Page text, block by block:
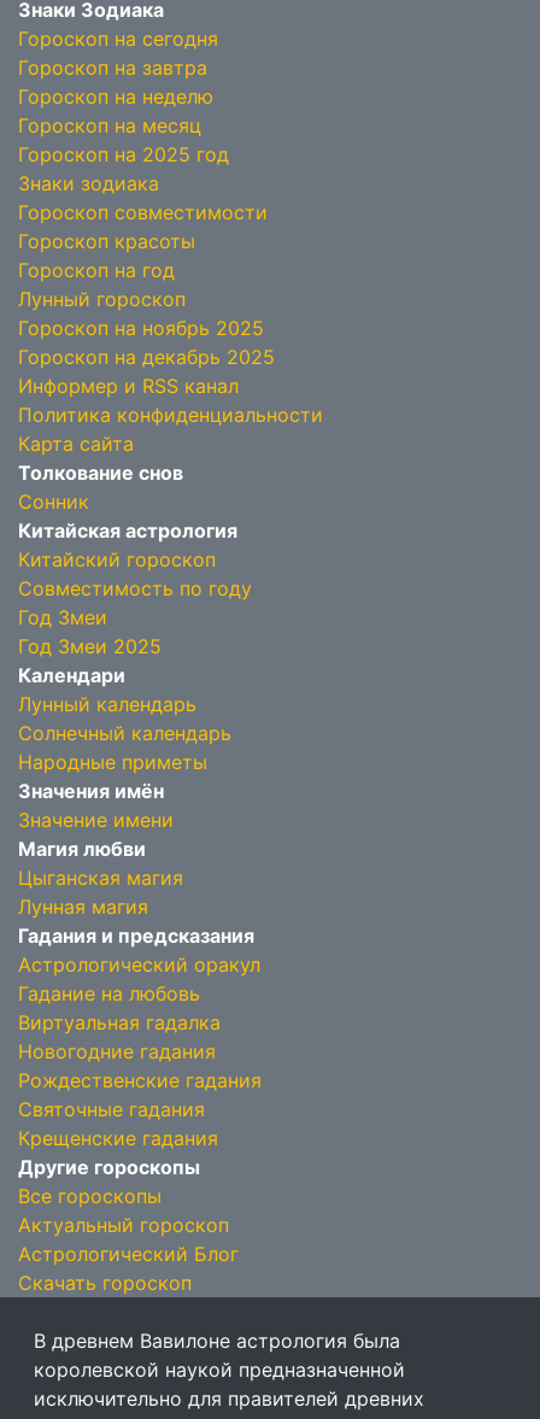
Знаки Зодиака
Гороскоп на сегодня
Гороскоп на завтра
Гороскоп на неделю
Гороскоп на месяц
Гороскоп на 2025 год
Знаки зодиака
Гороскоп совместимости
Гороскоп красоты
Гороскоп на год
Лунный гороскоп
Гороскоп на ноябрь 2025
Гороскоп на декабрь 2025
Информер и RSS канал
Политика конфиденциальности
Карта сайта
Толкование снов
Сонник
Китайская астрология
Китайский гороскоп
Совместимость по году
Год Змеи
Год Змеи 2025
Календари
Лунный календарь
Солнечный календарь
Народные приметы
Значения имён
Значение имени
Магия любви
Цыганская магия
Лунная магия
Гадания и предсказания
Астрологический оракул
Гадание на любовь
Виртуальная гадалка
Новогодние гадания
Рождественские гадания
Святочные гадания
Крещенские гадания
Другие гороскопы
Все гороскопы
Актуальный гороскоп
Астрологический Блог
Скачать гороскоп
В древнем Вавилоне астрология была
королевской наукой предназначенной
исключительно для правителей древних